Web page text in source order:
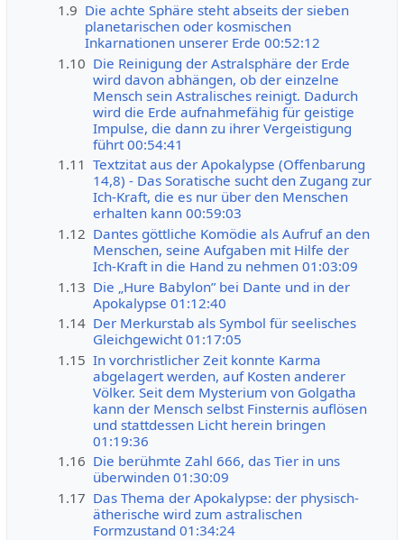
1.9 Die achte Sphäre steht abseits der sieben
planetarischen oder kosmischen
Inkarnationen unserer Erde 00:52:12
1.10 Die Reinigung der Astralsphäre der Erde
wird davon abhängen, ob der einzelne
Mensch sein Astralisches reinigt. Dadurch
wird die Erde aufnahmefähig für geistige
Impulse, die dann zu ihrer Vergeistigung
führt 00:54:41
1.11 Textzitat aus der Apokalypse (Offenbarung
14,8) - Das Soratische sucht den Zugang zur
Ich-Kraft, die es nur über den Menschen
erhalten kann 00:59:03
1.12 Dantes göttliche Komödie als Aufruf an den
Menschen, seine Aufgaben mit Hilfe der
Ich-Kraft in die Hand zu nehmen 01:03:09
1.13 Die „Hure Babylon” bei Dante und in der
Apokalypse 01:12:40
1.14 Der Merkurstab als Symbol für seelisches
Gleichgewicht 01:17:05
1.15 In vorchristlicher Zeit konnte Karma
abgelagert werden, auf Kosten anderer
Völker. Seit dem Mysterium von Golgatha
kann der Mensch selbst Finsternis auflösen
und stattdessen Licht herein bringen
01:19:36
1.16 Die berühmte Zahl 666, das Tier in uns
überwinden 01:30:09
1.17 Das Thema der Apokalypse: der physisch-
ätherische wird zum astralischen
Formzustand 01:34:24